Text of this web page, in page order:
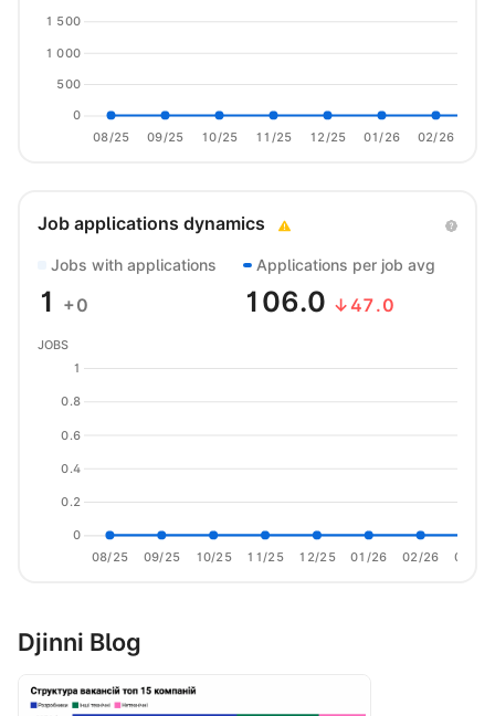
08/25 09/25 10/25 11/25 12/25 01/26 02/26
0
500
1 000
1 500
Job applications dynamics
Jobs with applications
1 +0
Applications per job avg
106.0 ↓47.0
08/25 09/25 10/25 11/25 12/25 01/26 02/26 03/26
0
0.2
0.4
0.6
0.8
1
JOBS
Djinni Blog